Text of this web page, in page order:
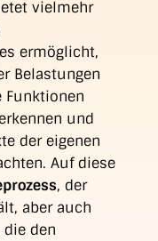
vielmehr
ermöglicht,
Belastungen
Funktionen
und
der eigenen
Auf diese
, der
aber auch
die den